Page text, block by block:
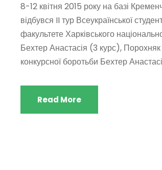
8-12 квітня 2015 року на базі
відбувся II тур Всеукраїнської
факультете Харківського
Бехтер Анастасія (3 курс),
конкурсної боротьби Бехтер
Read More